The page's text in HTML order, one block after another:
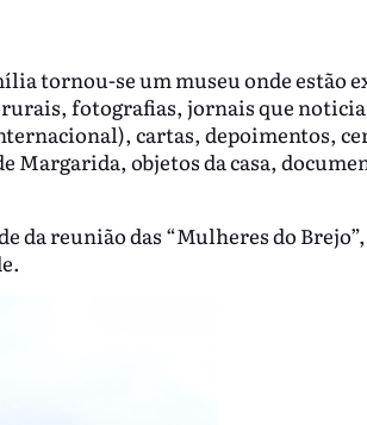
tornou-se um museu onde estão
fotografias, jornais que
cartas, depoimentos,
Margarida, objetos da casa,
da reunião das “Mulheres do Brejo”,